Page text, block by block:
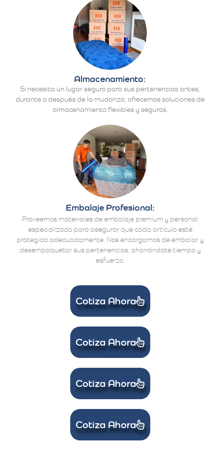
Almacenamiento:
Si necesita un lugar seguro para sus pertenencias antes,
durante o después de la mudanza, ofrecemos soluciones de
almacenamiento flexibles y seguras.
Embalaje Profesional:
Proveemos materiales de embalaje premium y personal
especializado para asegurar que cada artículo esté
protegido adecuadamente. Nos encargamos de embalar y
desempaquetar sus pertenencias, ahorrándote tiempo y
esfuerzo.
Cotiza Ahora
Cotiza Ahora
Cotiza Ahora
Cotiza Ahora